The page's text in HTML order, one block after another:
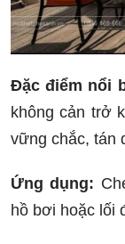
Đặc điểm nổi
không cản trở
vững chắc, tán
Ứng dụng:
hồ bơi hoặc lối